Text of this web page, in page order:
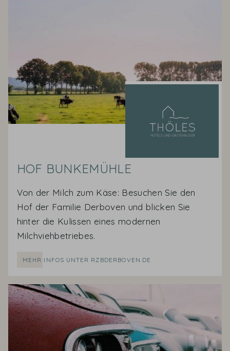
HOF BUNKEMÜHLE
Von der Milch zum Käse: Besuchen Sie den
Hof der Familie Derboven und blicken Sie
hinter die Kulissen eines modernen
Milchviehbetriebes.
MEHR INFOS UNTER RZBDERBOVEN.DE